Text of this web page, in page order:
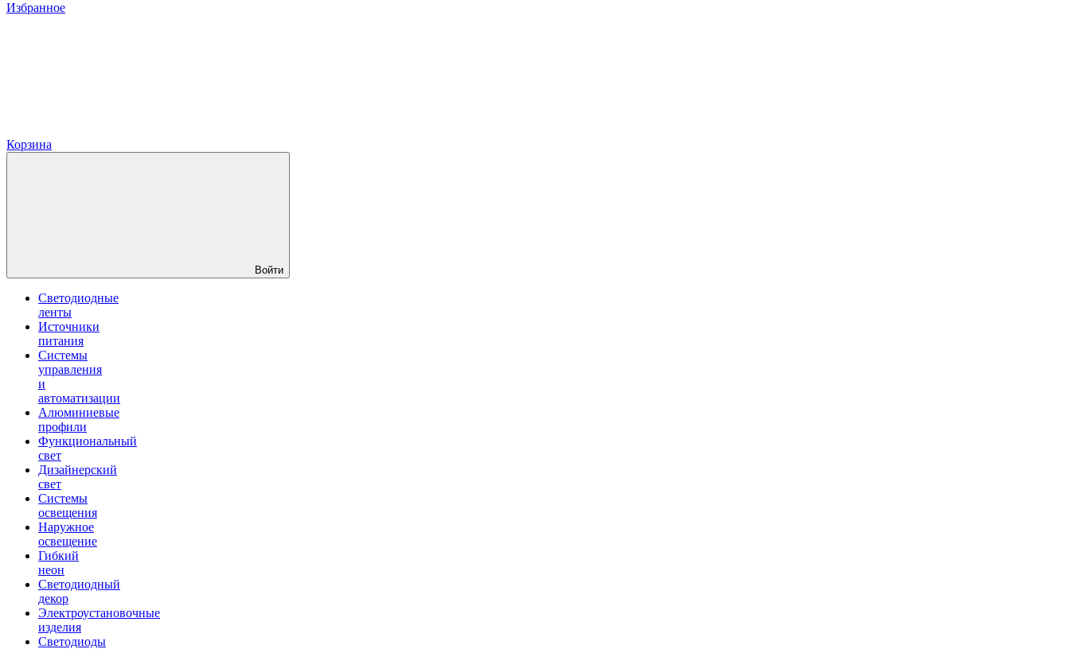
Избранное
Корзина
Войти
Светодиодные
ленты
Источники
питания
Системы
управления
и
автоматизации
Алюминиевые
профили
Функциональный
свет
Дизайнерский
свет
Системы
освещения
Наружное
освещение
Гибкий
неон
Светодиодный
декор
Электроустановочные
изделия
Светодиоды